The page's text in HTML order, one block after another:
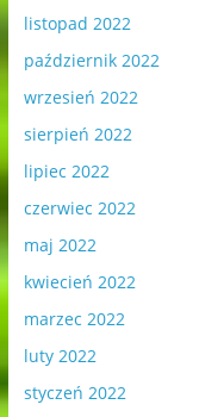
listopad 2022
październik 2022
wrzesień 2022
sierpień 2022
lipiec 2022
czerwiec 2022
maj 2022
kwiecień 2022
marzec 2022
luty 2022
styczeń 2022